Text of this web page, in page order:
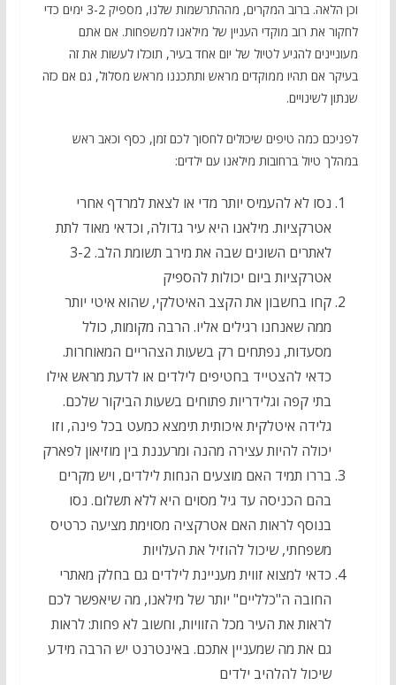
וכן הלאה. ברוב המקרים, מההתרשמות שלנו, מספיק 3-2 ימים כדי
לחקור את רוב מוקדי העניין של מילאנו למשפחות. אם אתם
מעוניינים להגיע לטיול של יום אחד בעיר, תוכלו לעשות את זה
בעיקר אם תהיו ממוקדים מראש ותתכננו מראש מסלול, גם אם כזה
שנתון לשינויים.
לפניכם כמה טיפים שיכולים לחסוך לכם זמן, כסף וכאב ראש
במהלך טיול ברחובות מילאנו עם ילדים:
נסו לא להעמיס יותר מדי או לצאת למרדף אחרי
אטרקציות. מילאנו היא עיר גדולה, וכדאי מאוד לתת
לאתרים השונים שבה את מירב תשומת הלב. 3-2
אטרקציות ביום יכולות להספיק
קחו בחשבון את הקצב האיטלקי, שהוא איטי יותר
ממה שאנחנו רגילים אליו. הרבה מקומות, כולל
מסעדות, נפתחים רק בשעות הצהריים המאוחרות.
כדאי להצטייד בחטיפים לילדים או לדעת מראש אילו
בתי קפה וגלידריות פתוחים בשעות הביקור שלכם.
גלידה איטלקית איכותית תימצא כמעט בכל פינה, וזו
יכולה להיות עצירה מהנה ומרעננת בין מוזיאון לפארק
בררו תמיד האם מוצעים הנחות לילדים, ויש מקרים
בהם הכניסה עד גיל מסוים היא ללא תשלום. נסו
בנוסף לראות האם אטרקציה מסוימת מציעה כרטיס
משפחתי, שיכול להוזיל את העלויות
כדאי למצוא זווית מעניינת לילדים גם בחלק מאתרי
החובה ה"כלליים" יותר של מילאנו, מה שיאפשר לכם
לראות את העיר מכל הזוויות, וחשוב לא פחות: לראות
גם את מה שמעניין אתכם. באינטרנט יש הרבה מידע
שיכול להלהיב ילדים